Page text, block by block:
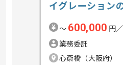
イグレーション
〜 600,000 円
業務委託
心斎橋（大阪府）